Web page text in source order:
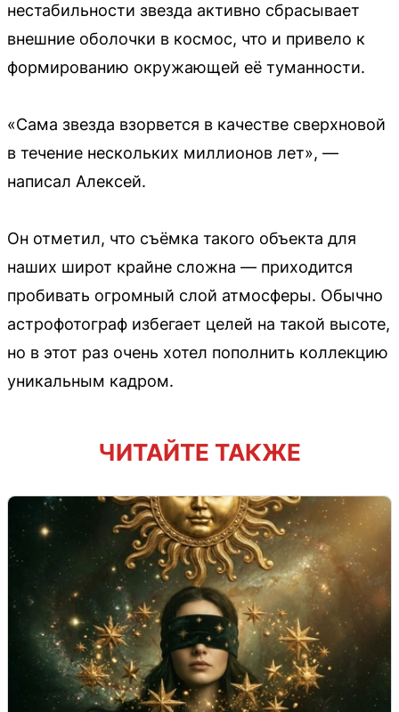
нестабильности звезда активно сбрасывает
внешние оболочки в космос, что и привело к
формированию окружающей её туманности.
«Сама звезда взорвется в качестве сверхновой
в течение нескольких миллионов лет», —
написал Алексей.
Он отметил, что съёмка такого объекта для
наших широт крайне сложна — приходится
пробивать огромный слой атмосферы. Обычно
астрофотограф избегает целей на такой высоте,
но в этот раз очень хотел пополнить коллекцию
уникальным кадром.
ЧИТАЙТЕ ТАКЖЕ